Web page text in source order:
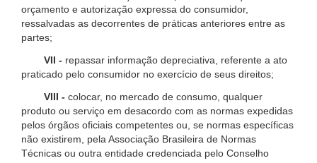
orçamento e autorização expressa do consumidor,
ressalvadas as decorrentes de práticas anteriores entre as
partes;
VII - repassar informação depreciativa, referente a ato
praticado pelo consumidor no exercício de seus direitos;
VIII - colocar, no mercado de consumo, qualquer
produto ou serviço em desacordo com as normas expedidas
pelos órgãos oficiais competentes ou, se normas específicas
não existirem, pela Associação Brasileira de Normas
Técnicas ou outra entidade credenciada pelo Conselho